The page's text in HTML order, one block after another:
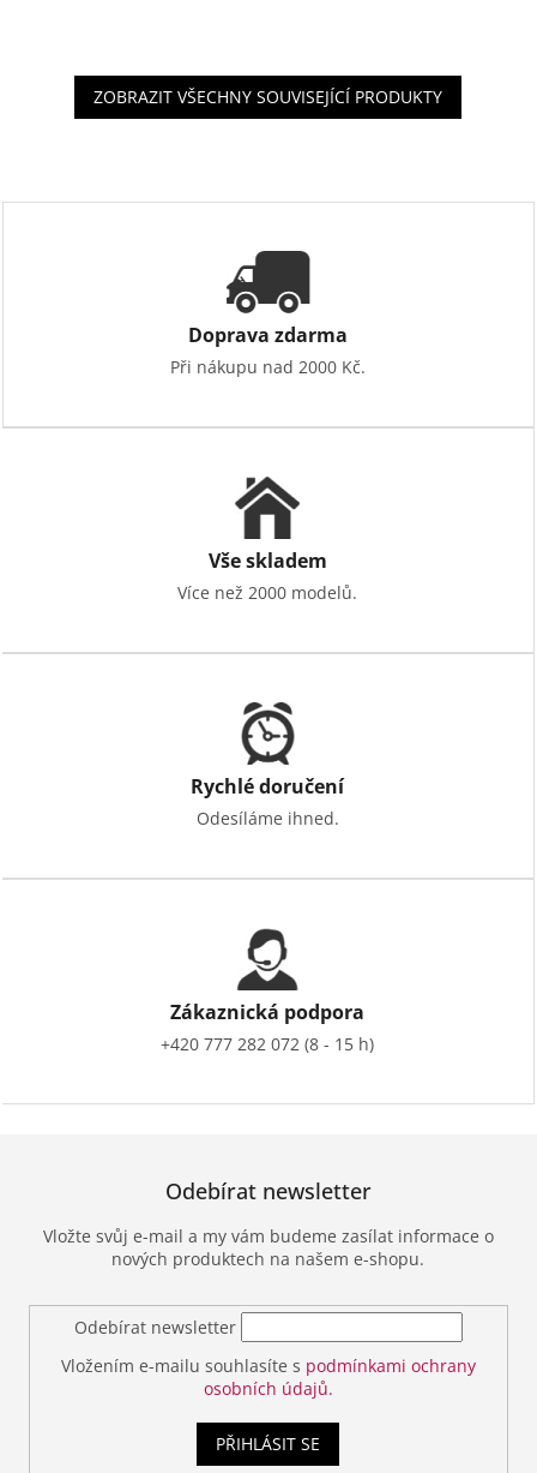
ZOBRAZIT VŠECHNY SOUVISEJÍCÍ PRODUKTY
Doprava zdarma
Při nákupu nad 2000 Kč.
Vše skladem
Více než 2000 modelů.
Rychlé doručení
Odesíláme ihned.
Zákaznická podpora
+420 777 282 072 (8 - 15 h)
Odebírat newsletter
Vložte svůj e-mail a my vám budeme zasílat informace o
nových produktech na našem e-shopu.
Odebírat newsletter
Vložením e-mailu souhlasíte s podmínkami ochrany
osobních údajů.
PŘIHLÁSIT SE